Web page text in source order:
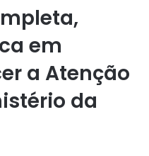
em
a Atenção
da